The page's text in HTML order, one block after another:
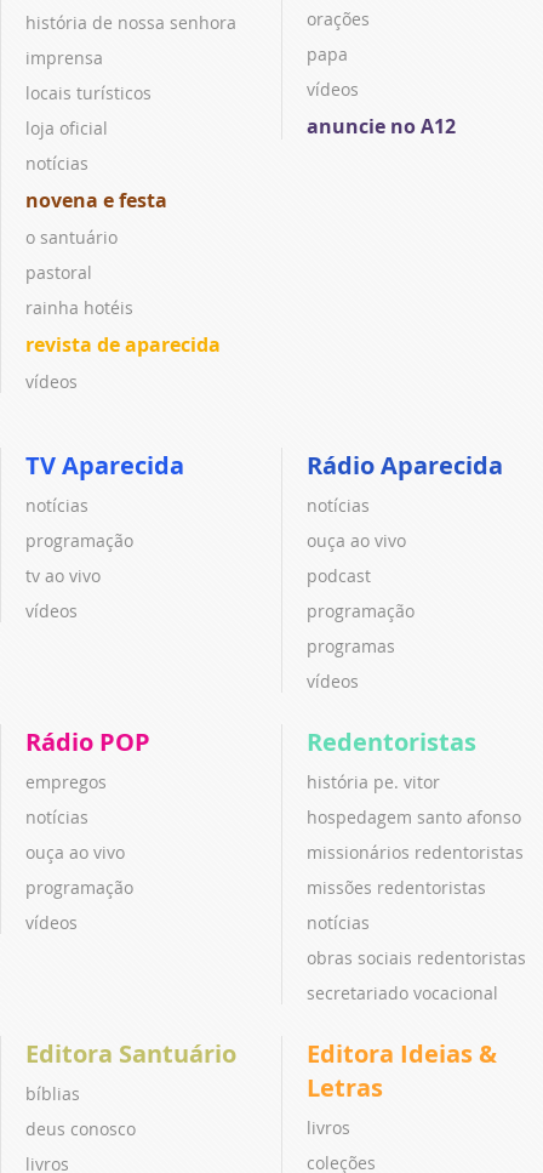
história de nossa senhora
imprensa
locais turísticos
loja oficial
notícias
novena e festa
o santuário
pastoral
rainha hotéis
revista de aparecida
vídeos
orações
papa
vídeos
anuncie no A12
TV Aparecida
notícias
programação
tv ao vivo
vídeos
Rádio Aparecida
notícias
ouça ao vivo
podcast
programação
programas
vídeos
Rádio POP
empregos
notícias
ouça ao vivo
programação
vídeos
Redentoristas
história pe. vitor
hospedagem santo afonso
missionários redentoristas
missões redentoristas
notícias
obras sociais redentoristas
secretariado vocacional
Editora Santuário
bíblias
deus conosco
livros
Editora Ideias &
Letras
livros
coleções